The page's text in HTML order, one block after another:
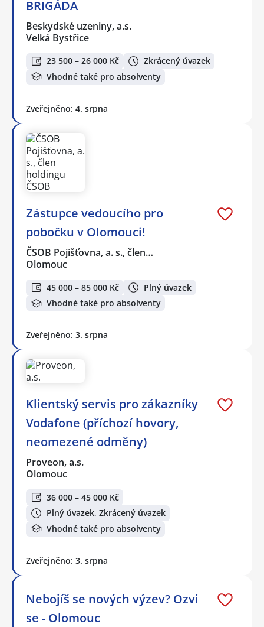
BRIGÁDA
Beskydské uzeniny, a.s.
Velká Bystřice
23 500 – 26 000 Kč
Zkrácený úvazek
Vhodné také pro absolventy
Zveřejněno: 4. srpna
Zástupce vedoucího pro
pobočku v Olomouci!
ČSOB Pojišťovna, a. s., člen…
Olomouc
45 000 – 85 000 Kč
Plný úvazek
Vhodné také pro absolventy
Zveřejněno: 3. srpna
Klientský servis pro zákazníky
Vodafone (příchozí hovory,
neomezené odměny)
Proveon, a.s.
Olomouc
36 000 – 45 000 Kč
Plný úvazek, Zkrácený úvazek
Vhodné také pro absolventy
Zveřejněno: 3. srpna
Nebojíš se nových výzev? Ozvi
se - Olomouc